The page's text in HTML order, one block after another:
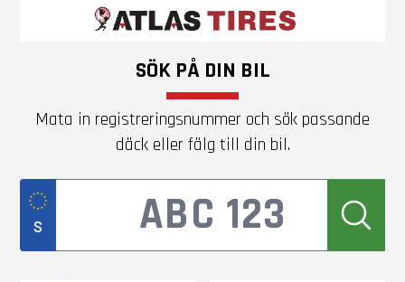
Dessutom är däcken konstruerade i ett led av
trovärdigheten. Atlas Tires riktar sig till personer
och företagare som äger personbilar, SUV-
modeller, lätta lastbilar samt tyngre fordon och
jordbruksmaskiner. Valmöjligheterna vad gäller
däck ger ett stort utbud både gällande
sommardäck
ochvinterdäck.
Marknaden styr
SÖK PÅ DIN BIL
Mata in registreringsnummer och sök passande
däck eller fälg till din bil.
S